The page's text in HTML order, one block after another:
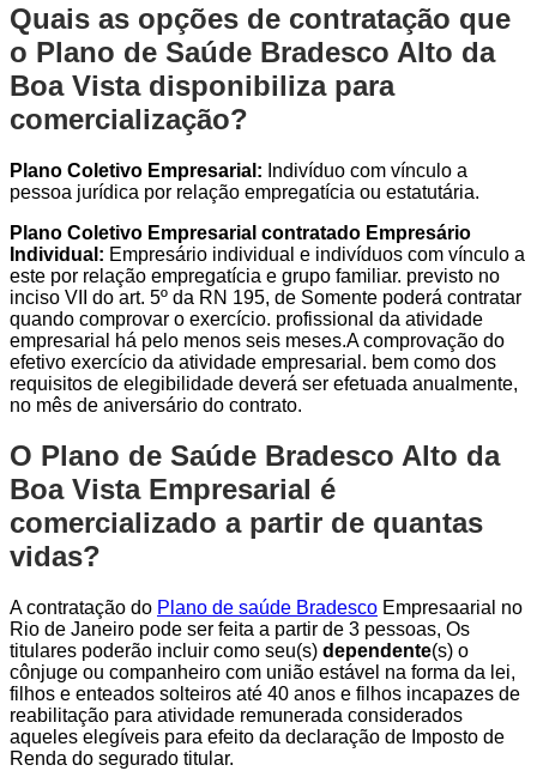
Quais as opções de contratação que
o Plano de Saúde Bradesco Alto da
Boa Vista disponibiliza para
comercialização?
Plano Coletivo Empresarial: Indivíduo com vínculo a
pessoa jurídica por relação empregatícia ou estatutária.
Plano Coletivo Empresarial contratado Empresário
Individual: Empresário individual e indivíduos com vínculo a
este por relação empregatícia e grupo familiar. previsto no
inciso VII do art. 5º da RN 195, de Somente poderá contratar
quando comprovar o exercício. profissional da atividade
empresarial há pelo menos seis meses.A comprovação do
efetivo exercício da atividade empresarial. bem como dos
requisitos de elegibilidade deverá ser efetuada anualmente,
no mês de aniversário do contrato.
O Plano de Saúde Bradesco Alto da
Boa Vista Empresarial é
comercializado a partir de quantas
vidas?
A contratação do Plano de saúde Bradesco Empresaarial no
Rio de Janeiro pode ser feita a partir de 3 pessoas, Os
titulares poderão incluir como seu(s) dependente(s) o
cônjuge ou companheiro com união estável na forma da lei,
filhos e enteados solteiros até 40 anos e filhos incapazes de
reabilitação para atividade remunerada considerados
aqueles elegíveis para efeito da declaração de Imposto de
Renda do segurado titular.